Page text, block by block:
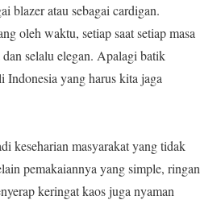
blazer atau sebagai cardigan.
oleh waktu, setiap saat setiap masa
selalu elegan. Apalagi batik
Indonesia yang harus kita jaga
keseharian masyarakat yang tidak
pemakaiannya yang simple, ringan
keringat kaos juga nyaman